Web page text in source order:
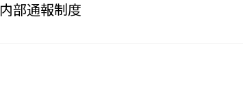
内部通報制度